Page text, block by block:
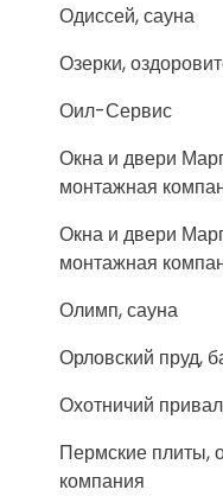
Одиссей, сауна
Озерки,
Оил-Сервис
Окна и двери
монтажная
Окна и двери
монтажная
Олимп, сауна
Орловский пруд,
Охотничий
Пермские плиты,
компания